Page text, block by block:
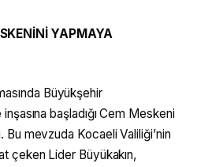
YAPMAYA
Büyükşehir
başladığı Cem Meskeni
Bu mevzuda Kocaeli Valiliği’nin
çeken Lider Büyükakın,